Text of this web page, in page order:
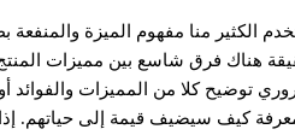
الكثير منا مفهوم الميزة
هناك فرق شاسع بين مميزات
توضيح كلا من المميزات والفوائد
كيف سيضيف قيمة إلى حياتهم.